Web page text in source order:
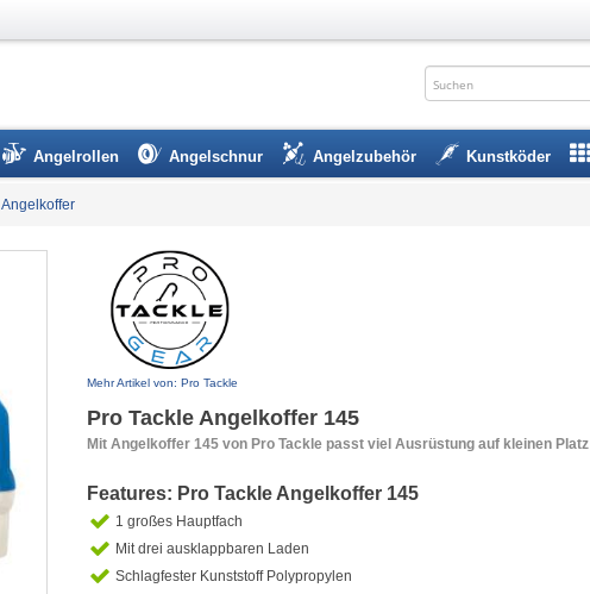
Angelrollen Angelschnur Angelzubehör Kunstköder
Angelkoffer
Mehr Artikel von: Pro Tackle
Pro Tackle Angelkoffer 145
Mit Angelkoffer 145 von Pro Tackle passt viel Ausrüstung auf kleinen Platz
Features: Pro Tackle Angelkoffer 145
1 großes Hauptfach
Mit drei ausklappbaren Laden
Schlagfester Kunststoff Polypropylen